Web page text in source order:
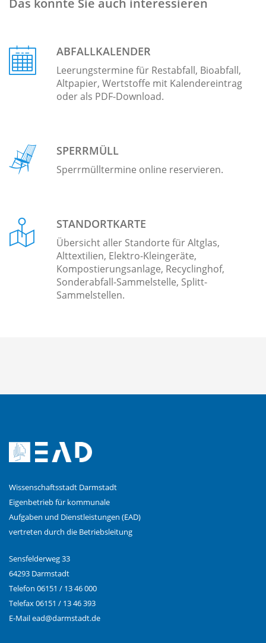
Das könnte Sie auch interessieren
ABFALLKALENDER
Leerungstermine für Restabfall, Bioabfall,
Altpapier, Wertstoffe mit Kalendereintrag
oder als PDF-Download.
SPERRMÜLL
Sperrmülltermine online reservieren.
STANDORTKARTE
Übersicht aller Standorte für Altglas,
Alttextilien, Elektro-Kleingeräte,
Kompostierungsanlage, Recyclinghof,
Sonderabfall-Sammelstelle, Splitt-
Sammelstellen.
Wissenschaftsstadt Darmstadt
Eigenbetrieb für kommunale
Aufgaben und Dienstleistungen (EAD)
vertreten durch die Betriebsleitung
Sensfelderweg 33
64293 Darmstadt
Telefon 06151 / 13 46 000
Telefax 06151 / 13 46 393
E-Mailead@darmstadt.de